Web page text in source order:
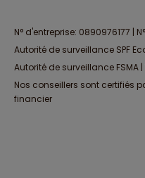
N° d'entreprise: 0890976177 |
Autorité de surveillance SPF
Autorité de surveillance FSMA |
Nos conseillers sont certifiés
financier